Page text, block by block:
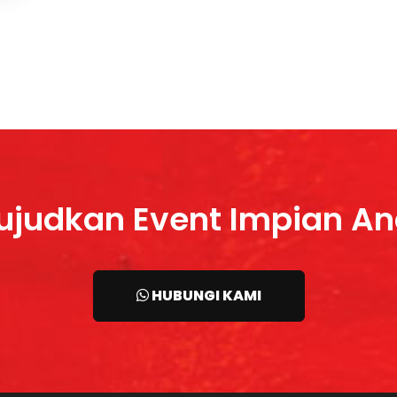
Event Impian
HUBUNGI KAMI